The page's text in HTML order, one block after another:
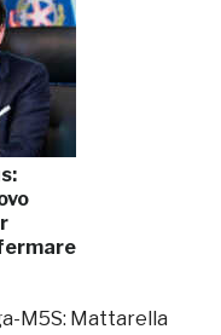
M5S: Mattarella